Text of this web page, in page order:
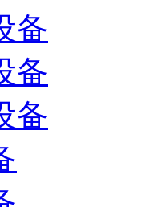
备
备
备